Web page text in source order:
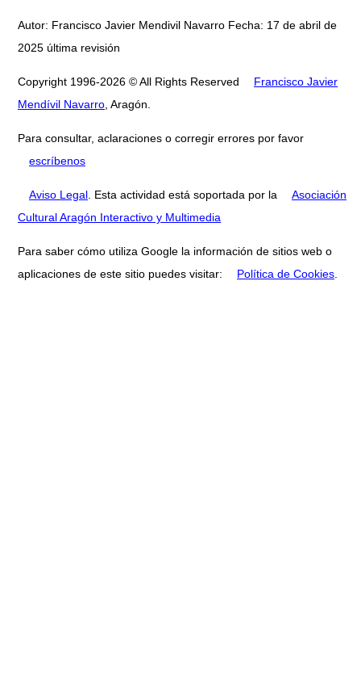
Autor: Francisco Javier Mendivil Navarro Fecha: 17 de abril de
2025 última revisión
Copyright 1996-2026 © All Rights Reserved
Francisco Javier
Mendívil Navarro, Aragón.
Para consultar, aclaraciones o corregir errores por favor
escríbenos
Aviso Legal. Esta actividad está soportada por la
Asociación
Cultural Aragón Interactivo y Multimedia
Para saber cómo utiliza Google la información de sitios web o
aplicaciones de este sitio puedes visitar:
Política de Cookies.